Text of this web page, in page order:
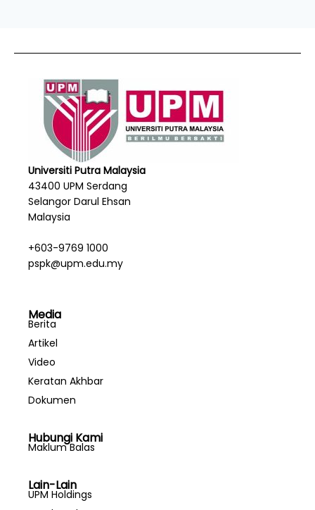
Universiti Putra Malaysia
43400 UPM Serdang
Selangor Darul Ehsan
Malaysia
+603-9769 1000
pspk@upm.edu.my
Media
Berita
Artikel
Video
Keratan Akhbar
Dokumen
Hubungi Kami
Maklum Balas
Lain-Lain
UPM Holdings